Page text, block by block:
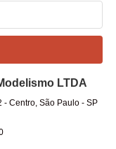
LTDA
- Centro, São Paulo- SP